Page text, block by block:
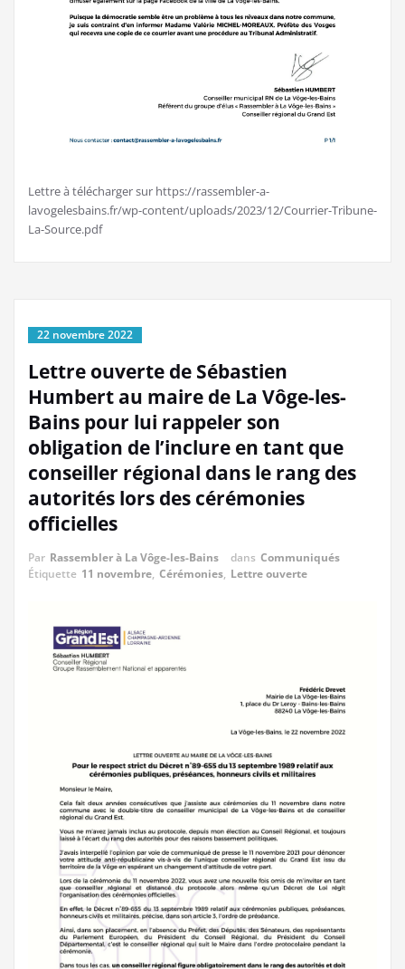
Lettre à télécharger sur https://rassembler-a-
lavogelesbains.fr/wp-content/uploads/2023/12/Courrier-Tribune-
La-Source.pdf
22 novembre 2022
Lettre ouverte de Sébastien
Humbert au maire de La Vôge-les-
Bains pour lui rappeler son
obligation de l’inclure en tant que
conseiller régional dans le rang des
autorités lors des cérémonies
officielles
Par Rassembler à La Vôge-les-Bains dans Communiqués
Étiquette 11 novembre, Cérémonies, Lettre ouverte